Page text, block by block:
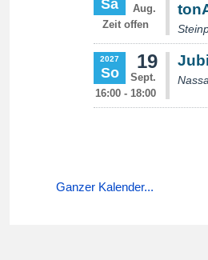
Ganzer Kalender...